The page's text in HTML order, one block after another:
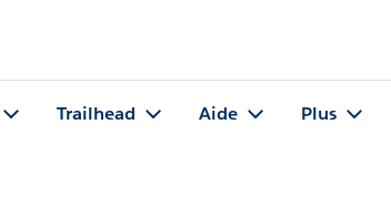
Trailhead Aide Plus